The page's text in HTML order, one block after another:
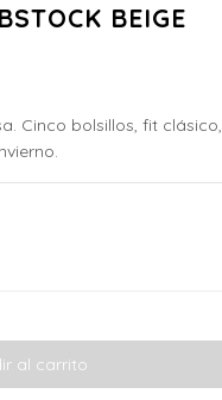
BEIGE
Cinco bolsillos, fit clásico,
al carrito